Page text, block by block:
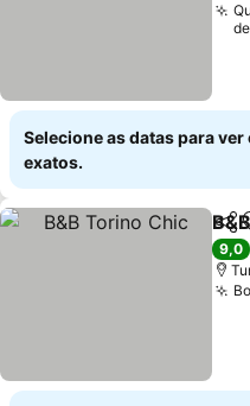
Selecione as datas para
exatos.
9,0